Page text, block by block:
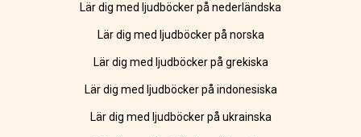
Lär dig med ljudböcker på nederländska
Lär dig med ljudböcker på norska
Lär dig med ljudböcker på grekiska
Lär dig med ljudböcker på indonesiska
Lär dig med ljudböcker på ukrainska